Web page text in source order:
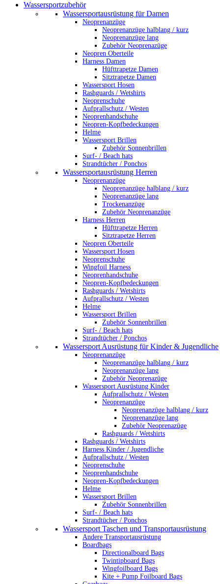
Wassersportzubehör
Wassersportausrüstung für Damen
Neoprenanzüge
Neoprenanzüge halblang / kurz
Neoprenanzüge lang
Zubehör Neoprenazüge
Neopren Oberteile
Harness Damen
Hüfttrapetze Damen
Sitztrapetze Damen
Wassersport Hosen
Rashguards / Wetshirts
Neoprenschuhe
Aufprallschutz / Westen
Neoprenhandschuhe
Neopren-Kopfbedeckungen
Helme
Wassersport Brillen
Zubehör Sonnenbrillen
Surf- / Beach hats
Strandtücher / Ponchos
Wassersportausrüstung Herren
Neoprenanzüge
Neoprenanzüge halblang / kurz
Neoprenanzüge lang
Trockenanzüge
Zubehör Neoprenanzüge
Harness Herren
Hüfttrapetze Herren
Sitztrapetze Herren
Neopren Oberteile
Wassersport Hosen
Neoprenschuhe
Wingfoil Harness
Neoprenhandschuhe
Neopren-Kopfbedeckungen
Rashguards / Wetshirts
Aufprallschutz / Westen
Helme
Wassersport Brillen
Zubehör Sonnenbrillen
Surf- / Beach hats
Strandtücher / Ponchos
Wassersport Ausrüstung für Kinder & Jugendliche
Neoprenanzüge
Neoprenanzüge halblang / kurz
Neoprenanzüge lang
Zubehör Neoprenazüge
Wassersport Ausrüstung Kinder
Aufprallschutz / Westen
Neoprenanzüge
Neoprenanzüge halblang / kurz
Neoprenanzüge lang
Zubehör Neoprenazüge
Rashguards / Wetshirts
Rashguards / Wetshirts
Harness Kinder / Jugendliche
Aufprallschutz / Westen
Neoprenschuhe
Neoprenhandschuhe
Neopren-Kopfbedeckungen
Helme
Wassersport Brillen
Zubehör Sonnenbrillen
Surf- / Beach hats
Strandtücher / Ponchos
Wassersport Taschen und Transportausrüstung
Andere Transportausrüstung
Boardbags
Directionalboard Bags
Twintipboard Bags
Wingfoilboard Bags
Kite + Pump Foilboard Bags